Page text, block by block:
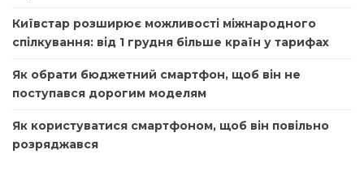
Київстар розширює можливості міжнародного
спілкування: від 1 грудня більше країн у тарифах
Як обрати бюджетний смартфон, щоб він не
поступався дорогим моделям
Як користуватися смартфоном, щоб він повільно
розряджався